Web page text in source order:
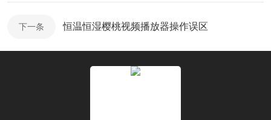
下一条 恒温恒湿樱桃视频播放器操作误区